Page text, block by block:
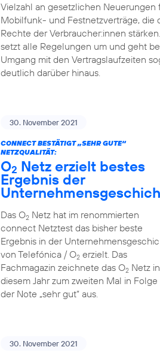
Vielzahl an gesetzlichen Neuerungen
Mobilfunk- und Festnetzverträge, die
Rechte der Verbraucher:innen
setzt alle Regelungen um und geht
Umgang mit den Vertragslaufzeiten
deutlich darüber hinaus.
30. November 2021
CONNECT BESTÄTIGT „SEHR GUTE“
NETZQUALITÄT:
O2 Netz erzielt bestes
Ergebnis der
Das O2Netz hat im renommierten
connect Netztest das bisher beste
Ergebnis in der
von Telefónica / O2erzielt. Das
Fachmagazin zeichnete das O2Netz in
diesem Jahr zum zweiten Mal in Folge
der Note „sehr gut“ aus.
30. November 2021